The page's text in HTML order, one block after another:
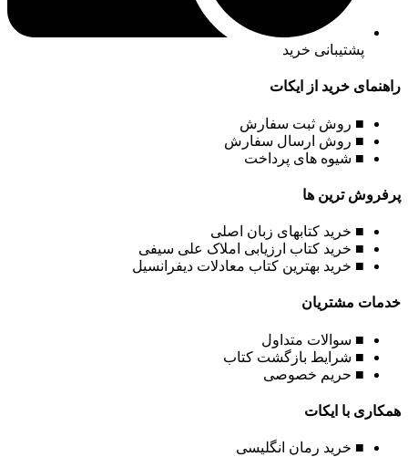
پشتیبانی خرید
راهنمای خرید از ایکات
■ روش ثبت سفارش
■ روش ارسال سفارش
■ شیوه های پرداخت
پرفروش ترین ها
■ خرید کتابهای زبان اصلی
■ خرید کتاب ارزیابی املاک علی سیفی
■ خرید بهترین کتاب معادلات دیفرانسیل
خدمات مشتریان
■ سوالات متداول
■ شرایط بازگشت کتاب
■ حریم خصوصی
همکاری با ایکات
■ خرید رمان انگلیسی